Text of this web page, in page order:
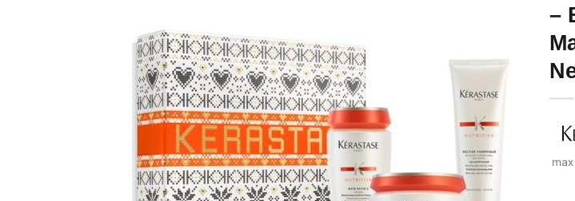
–